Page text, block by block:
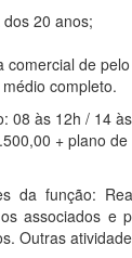
20 anos;
comercial de
completo.
08 às 12h / 14
+ plano
da função:
associados e
Outras